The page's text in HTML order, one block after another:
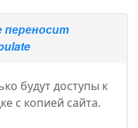
переносит
будут доступы к
с копией сайта.